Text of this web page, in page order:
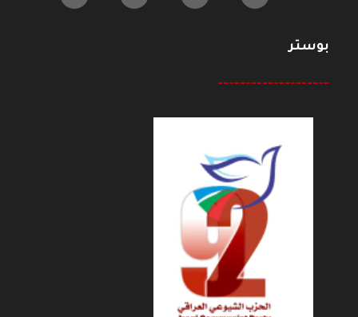
بوستر
--------------------